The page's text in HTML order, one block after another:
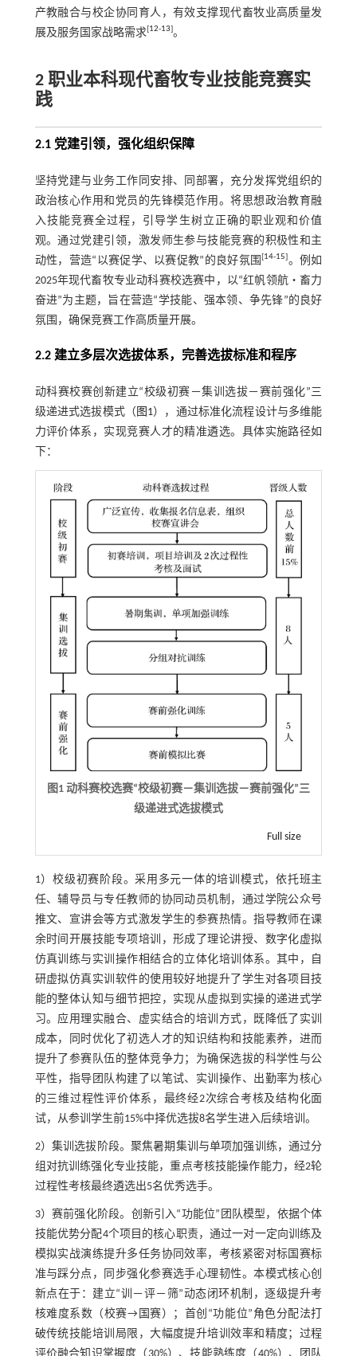
产教融合与校企协同育人，有效支撑现代畜牧业高质量发
展及服务国家战略需求[12-13]。
2 职业本科现代畜牧专业技能竞赛实
践
2.1 党建引领，强化组织保障
坚持党建与业务工作同安排、同部署，充分发挥党组织的
政治核心作用和党员的先锋模范作用。将思想政治教育融
入技能竞赛全过程，引导学生树立正确的职业观和价值
观。通过党建引领，激发师生参与技能竞赛的积极性和主
动性，营造“以赛促学、以赛促教”的良好氛围[14-15]。例如
2025年现代畜牧专业动科赛校选赛中，以“红帆领航・畜力
奋进”为主题，旨在营造“学技能、强本领、争先锋”的良好
氛围，确保竞赛工作高质量开展。
2.2 建立多层次选拔体系，完善选拔标准和程序
动科赛校赛创新建立“校级初赛－集训选拔－赛前强化”三
级递进式选拔模式（ 图1），通过标准化流程设计与多维能
力评价体系，实现竞赛人才的精准遴选。具体实施路径如
下：
图1 动科赛校选赛“校级初赛－集训选拔－赛前强化”三
级递进式选拔模式
Full size
1）校级初赛阶段。采用多元一体的培训模式，依托班主
任、辅导员与专任教师的协同动员机制，通过学院公众号
推文、宣讲会等方式激发学生的参赛热情。指导教师在课
余时间开展技能专项培训，形成了理论讲授、数字化虚拟
仿真训练与实训操作相结合的立体化培训体系。其中，自
研虚拟仿真实训软件的使用较好地提升了学生对各项目技
能的整体认知与细节把控，实现从虚拟到实操的递进式学
习。应用理实融合、虚实结合的培训方式，既降低了实训
成本，同时优化了初选人才的知识结构和技能素养，进而
提升了参赛队伍的整体竞争力；为确保选拔的科学性与公
平性，指导团队构建了以笔试、实训操作、出勤率为核心
的三维过程性评价体系，最终经2次综合考核及结构化面
试，从参训学生前15%中择优选拔8名学生进入后续培训。
2）集训选拔阶段。聚焦暑期集训与单项加强训练，通过分
组对抗训练强化专业技能，重点考核技能操作能力，经2轮
过程性考核最终遴选出5名优秀选手。
3）赛前强化阶段。创新引入“功能位”团队模型，依据个体
技能优势分配4个项目的核心职责，通过一对一定向训练及
模拟实战演练提升多任务协同效率，考核紧密对标国赛标
准与踩分点，同步强化参赛选手心理韧性。本模式核心创
新点在于：建立“训－评－筛”动态闭环机制，逐级提升考
核难度系数（校赛→国赛）；首创“功能位”角色分配法打
破传统技能培训局限，大幅度提升培训效率和精度；过程